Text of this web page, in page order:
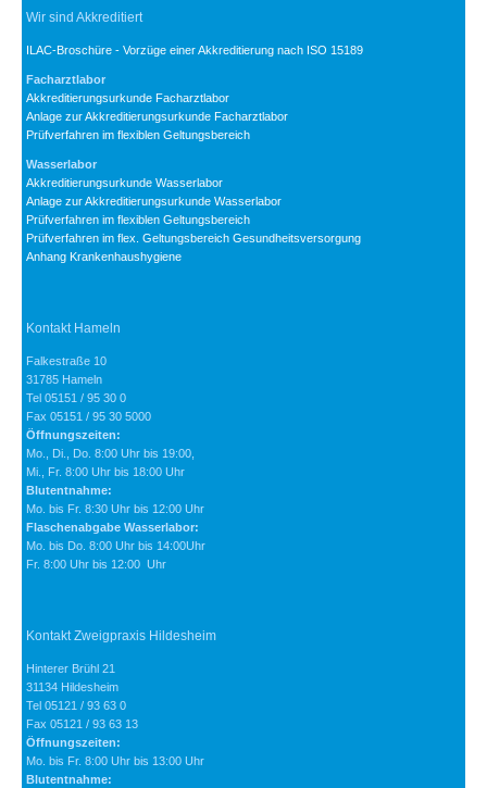
Wir sind Akkreditiert
ILAC-Broschüre - Vorzüge einer Akkreditierung nach ISO 15189
Facharztlabor
Akkreditierungsurkunde Facharztlabor
Anlage zur Akkreditierungsurkunde Facharztlabor
Prüfverfahren im flexiblen Geltungsbereich
Wasserlabor
Akkreditierungsurkunde Wasserlabor
Anlage zur Akkreditierungsurkunde Wasserlabor
Prüfverfahren im flexiblen Geltungsbereich
Prüfverfahren im flex. Geltungsbereich Gesundheitsversorgung
Anhang Krankenhaushygiene
Kontakt Hameln
Falkestraße 10
31785 Hameln
Tel 05151 / 95 30 0
Fax 05151 / 95 30 5000
Öffnungszeiten:
Mo., Di., Do. 8:00 Uhr bis 19:00,
Mi., Fr. 8:00 Uhr bis 18:00 Uhr
Blutentnahme:
Mo. bis Fr. 8:30 Uhr bis 12:00 Uhr
Flaschenabgabe Wasserlabor:
Mo. bis Do. 8:00 Uhr bis 14:00Uhr
Fr. 8:00 Uhr bis 12:00 Uhr
Kontakt Zweigpraxis Hildesheim
Hinterer Brühl 21
31134 Hildesheim
Tel 05121 / 93 63 0
Fax 05121 / 93 63 13
Öffnungszeiten:
Mo. bis Fr. 8:00 Uhr bis 13:00 Uhr
Blutentnahme: